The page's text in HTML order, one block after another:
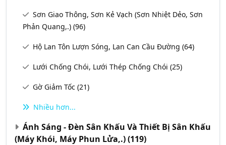
Sơn Giao Thông, Sơn Kẻ Vạch (Sơn Nhiệt Dẻo, Sơn
Phản Quang,.) (96)
Hộ Lan Tôn Lượn Sóng, Lan Can Cầu Đường (64)
Lưới Chống Chói, Lưới Thép Chống Chói (25)
Gờ Giảm Tốc (21)
Nhiều hơn...
Ánh Sáng - Đèn Sân Khấu Và Thiết Bị Sân Khấu
(Máy Khói, Máy Phun Lửa,.)(119)